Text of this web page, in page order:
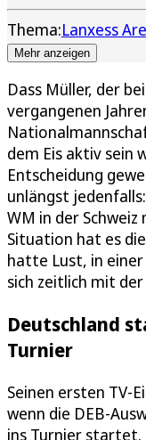
Thema:Lanxess
Mehr anzeigen
Dass Müller, der
vergangenen
dem Eis aktiv sein
Entscheidung
unlängst
WM in der
Situation hat es
hatte Lust, in einer
sich zeitlich mit
Deutschland
Turnier
Seinen ersten TV-
wenn die DEB-
ins Turnier startet.